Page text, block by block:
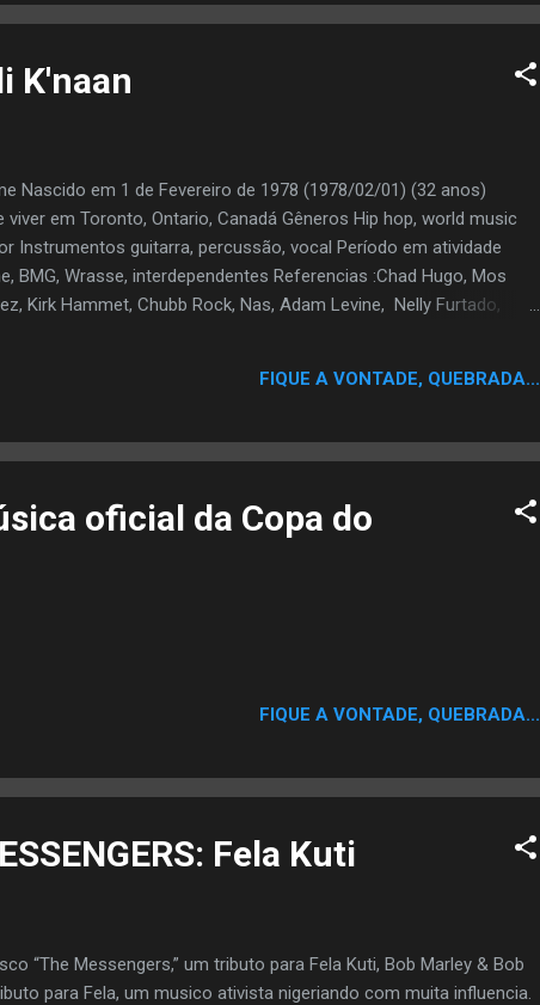
K'naan
Nascido em 1 de Fevereiro de 1978 (1978/02/01) (32 anos)
em Toronto, Ontario, Canadá Gêneros Hip hop, world music
Instrumentos guitarra, percussão, vocal Período em atividade
BMG, Wrasse, interdependentes Referencias :Chad Hugo, Mos
Kirk Hammet, Chubb Rock, Nas, Adam Levine, Nelly Furtado,
foi um dos cantores mais famosos da Somália. O avô do K'naan
sua vida ouvindo os ...
FIQUE A VONTADE, QUEBRADA...
oficial da Copa do
FIQUE A VONTADE, QUEBRADA...
Fela Kuti
“The Messengers,” um tributo para Fela Kuti, Bob Marley & Bob
para Fela, um musico ativista nigeriando com muita influencia.